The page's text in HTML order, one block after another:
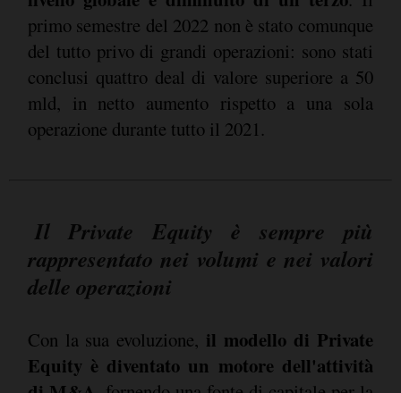
primo semestre del 2022 non è stato comunque
del tutto privo di grandi operazioni: sono stati
conclusi quattro deal di valore superiore a 50
mld, in netto aumento rispetto a una sola
operazione durante tutto il 2021.
Il Private Equity è sempre più
rappresentato nei volumi e nei valori
delle operazioni
Con la sua evoluzione, il modello di Private
Equity è diventato un motore dell'attività